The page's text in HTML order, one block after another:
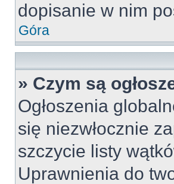
dopisanie w nim
Góra
» Czym są
Ogłoszenia
się niezwłocznie
szczycie listy
Uprawnienia do